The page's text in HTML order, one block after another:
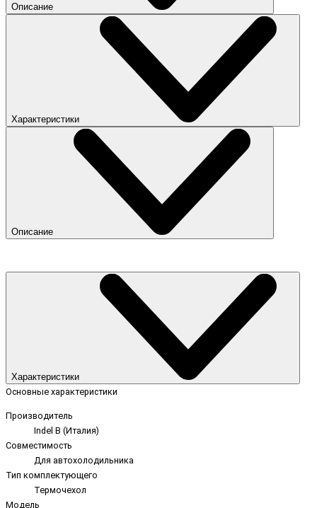
Описание
Характеристики
Описание
Характеристики
Основные характеристики
Производитель
Indel B (Италия)
Совместимость
Для автохолодильника
Тип комплектующего
Термочехол
Модель